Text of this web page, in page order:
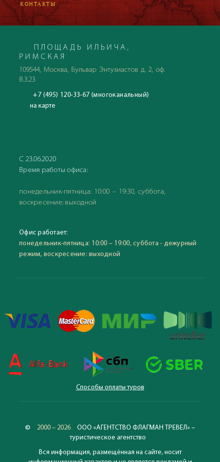
КОНТАКТЫ
ПЛОЩАДЬ ИЛЬИЧА,
РИМСКАЯ
109544, Москва, Бульвар Энтузиастов д. 2, оф.
В.3.23
+7 (495) 120-33-67 (многоканальный)
на карте
С 23.06.2020
Время работы офиса:
понедельник-пятница: 10:00 – 19:30, суббота,
воскресение: выходной
Офис работает:
понедельник-пятница: 10:00 – 19:00, суббота - дежурный
режим, воскресение: выходной
Способы оплаты туров
© 2000 – 2026
ООО «АГЕНТСТВО ФЛАГМАН ТРЕВЕЛ» –
туристическое агентство
Вся информация, размещённая на сайте, носит